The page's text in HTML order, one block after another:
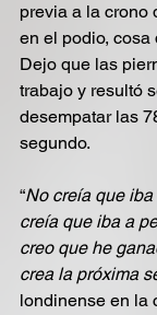
previa a la crono
en el podio, cosa
Dejo que las
trabajo y resultó
desempatar las
segundo.
“No creía que
creía que iba a
creo que he
crea la próxima
londinense en la